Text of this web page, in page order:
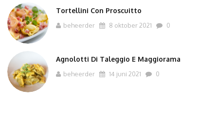
Tortellini Con Proscuitto
beheerder 8 oktober 2021 0
Agnolotti Di Taleggio E Maggiorama
beheerder 14 juni 2021 0